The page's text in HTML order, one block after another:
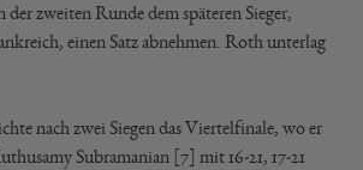
der zweiten Runde dem späteren Sieger,
einen Satz abnehmen. Roth unterlag
nach zwei Siegen das Viertelfinale, wo er
Subramanian [7] mit 16-21, 17-21